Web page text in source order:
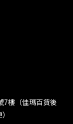
7樓（佳瑪百貨後